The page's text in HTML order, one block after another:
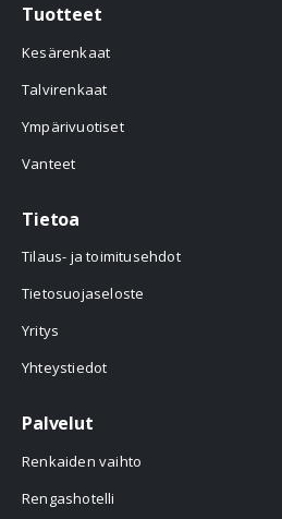
Tuotteet
Kesärenkaat
Talvirenkaat
Ympärivuotiset
Vanteet
Tietoa
Tilaus- ja toimitusehdot
Tietosuojaseloste
Yritys
Yhteystiedot
Palvelut
Renkaiden vaihto
Rengashotelli